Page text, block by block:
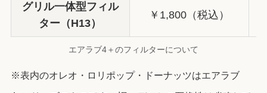
グリル一体型フィル
ター（H13）
￥1,800（税込）
エアラブ4＋のフィルターについて
※表内のオレオ・ロリポップ・ドーナッツはエアラブ